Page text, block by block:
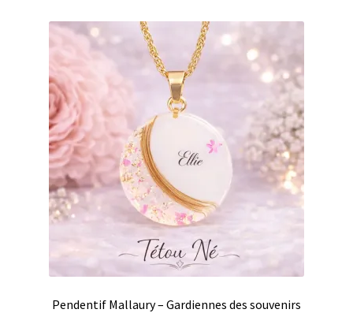
Pendentif Mallaury – Gardiennes des souvenirs